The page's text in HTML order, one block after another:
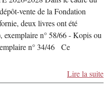
vente de la Fondation
deux livres ont été
n° 58/66 - Kopis ou
n° 34/46 Ce
Lire la suite